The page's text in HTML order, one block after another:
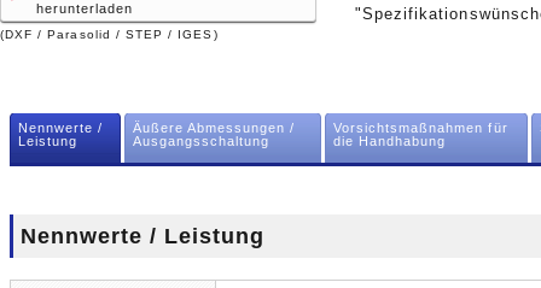
herunterladen
(DXF / Parasolid / STEP / IGES)
Nennwerte /
Leistung
Äußere Abmessungen /
Ausgangsschaltung
Vorsichtsmaßnahmen für
die Handhabung
Nennwerte / Leistung